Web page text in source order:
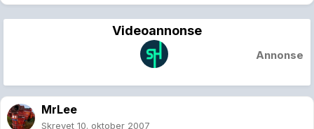
Videoannonse
Annonse
MrLee
Skrevet 10. oktober 2007